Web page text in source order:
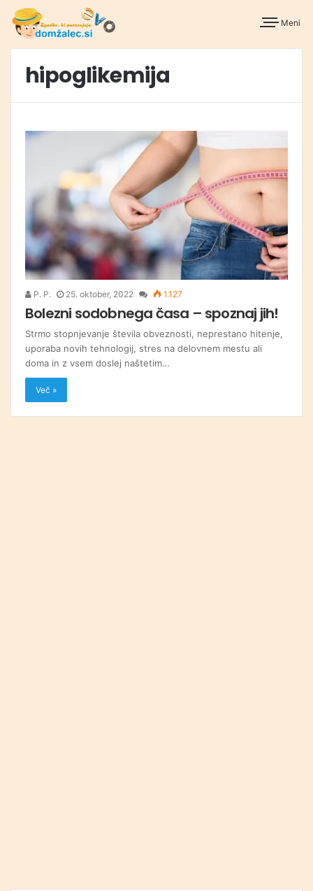
Meni
hipoglikemija
P. P. 25. oktober, 2022 1.127
Bolezni sodobnega časa – spoznaj jih!
Strmo stopnjevanje števila obveznosti, neprestano hitenje,
uporaba novih tehnologij, stres na delovnem mestu ali
doma in z vsem doslej naštetim…
Več »